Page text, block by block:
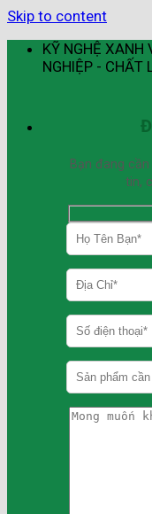
Skip to content
KỸ NGHỆ XANH
NGHIỆP - CHẤT
Bạn đang
tin,